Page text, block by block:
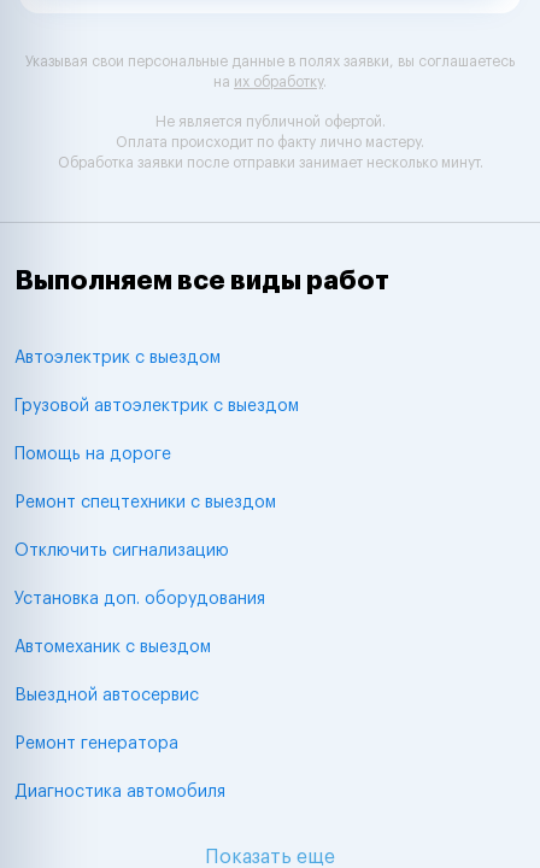
Указывая свои персональные данные в полях заявки, вы соглашаетесь
на их обработку.
Не является публичной офертой.
Оплата происходит по факту лично мастеру.
Обработка заявки после отправки занимает несколько минут.
Выполняем все виды работ
Автоэлектрик с выездом
Грузовой автоэлектрик с выездом
Помощь на дороге
Ремонт спецтехники с выездом
Отключить сигнализацию
Установка доп. оборудования
Автомеханик с выездом
Выездной автосервис
Ремонт генератора
Диагностика автомобиля
Показать еще